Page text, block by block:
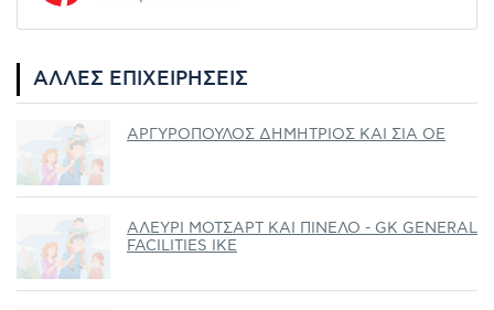
ΆΛΛΕΣ ΕΠΙΧΕΙΡΉΣΕΙΣ
ΑΡΓΥΡΟΠΟΥΛΟΣ ΔΗΜΗΤΡΙΟΣ ΚΑΙ ΣΙΑ ΟΕ
ΑΛΕΥΡΙ ΜΟΤΣΑΡΤ ΚΑΙ ΠΙΝΕΛΟ - GK GENERAL
FACILITIES ΙΚΕ